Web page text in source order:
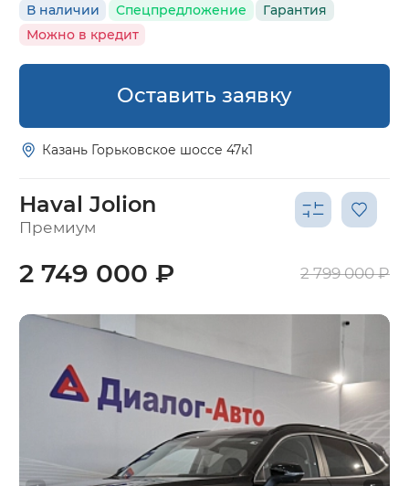
В наличии Спецпредложение
Гарантия
Можно в кредит
Оставить заявку
Казань Горьковское шоссе 47к1
Haval Jolion
Премиум
2 749 000 ₽ 2 799 000 ₽